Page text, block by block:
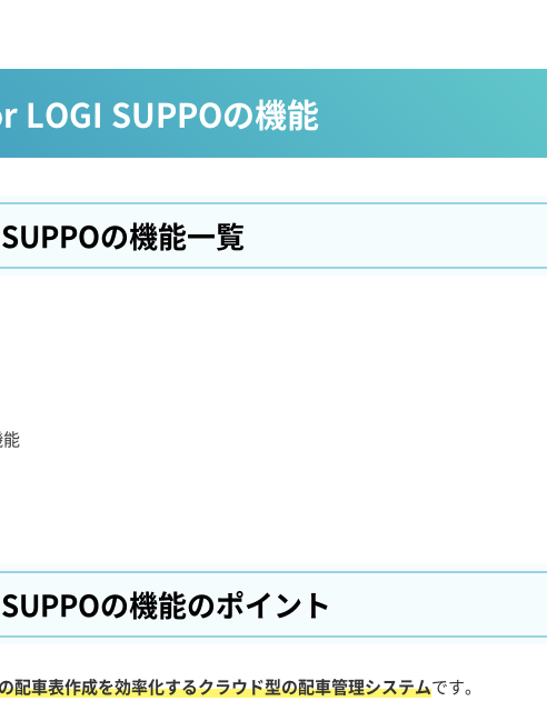
SUPPOの機能
の機能一覧
の機能のポイント
配車表作成を効率化するクラウド型の配車管理システムです。